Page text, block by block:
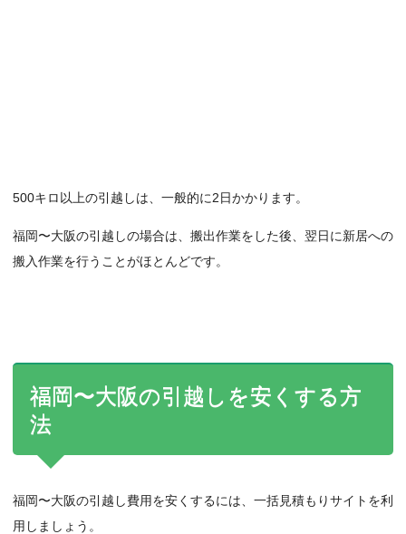
500キロ以上の引越しは、一般的に2日かかります。
福岡〜大阪の引越しの場合は、搬出作業をした後、翌日に新居への
搬入作業を行うことがほとんどです。
福岡〜大阪の引越しを安くする方
法
福岡〜大阪の引越し費用を安くするには、一括見積もりサイトを利
用しましょう。